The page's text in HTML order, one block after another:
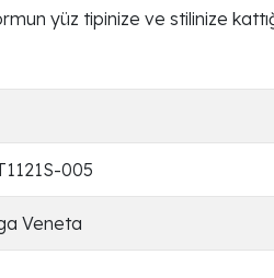
yüz tipinize ve stilinize
005
Veneta